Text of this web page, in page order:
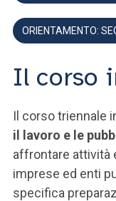
ORIENTAMENTO:
Il corso
Il corso triennale
il lavoro e le
affrontare attività
imprese ed enti
specifica